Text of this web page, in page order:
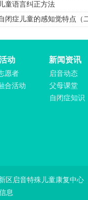
童语言纠正方法
闭症儿童的感知觉特点（
动
愿者
合活动
新闻资讯
启音动态
父母课堂
自闭症知识
区启音特殊儿童康复中心
息